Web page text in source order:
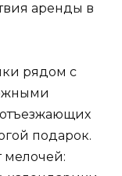
аренды в
рядом с
подарок.
мелочей: